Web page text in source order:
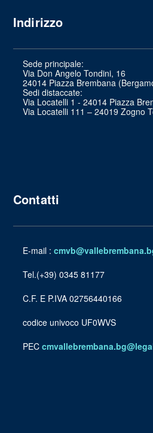
Indirizzo
Sede principale:
Via Don Angelo Tondini, 16
24014 Piazza Brembana
Sedi distaccate:
Via Locatelli 1 - 24014 Piazza
Via Locatelli 111 – 24019 Zogno
Contatti
E-mail :
Tel.(+39) 0345 81177
C.F. E P.IVA 02756440166
codice univoco UF0WVS
PEC